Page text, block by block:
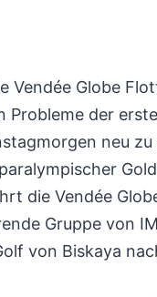
Vendée Globe
Probleme der
neu
die Vendée
Gruppe von
von Biskaya